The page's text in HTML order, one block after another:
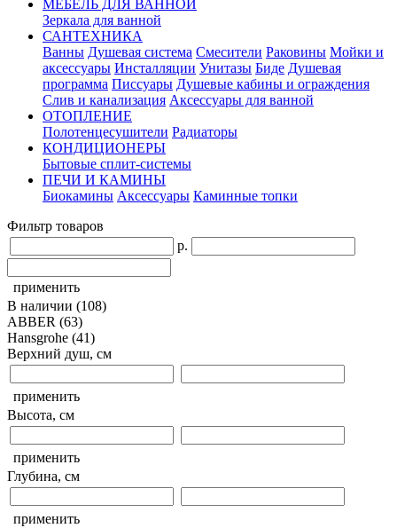
МЕБЕЛЬ ДЛЯ ВАННОЙ
Зеркала для ванной
САНТЕХНИКА
Ванны Душевая система Смесители Раковины Мойки и
аксессуары Инсталляции Унитазы Биде Душевая
программа Писсуары Душевые кабины и ограждения
Слив и канализация Аксессуары для ванной
ОТОПЛЕНИЕ
Полотенцесушители Радиаторы
КОНДИЦИОНЕРЫ
Бытовые сплит-системы
ПЕЧИ И КАМИНЫ
Биокамины Аксессуары Каминные топки
Фильтр товаров
р.
применить
В наличии (108)
ABBER (63)
Hansgrohe (41)
Верхний душ, см
применить
Высота, см
применить
Глубина, см
применить